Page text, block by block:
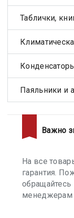
Таблички,
Паяльники и
Важно
На все
гарантия.
менеджерам